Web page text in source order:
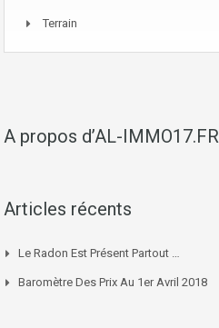
Terrain
A propos d’AL-IMMO17.FR
Articles récents
Le Radon Est Présent Partout …
Baromètre Des Prix Au 1er Avril 2018